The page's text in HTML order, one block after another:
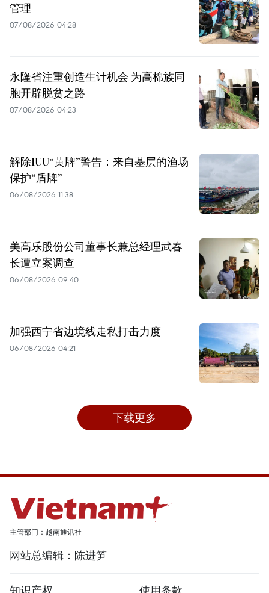
管理
07/08/2026 04:28
永隆省注重创造生计机会 为高棉族同
胞开辟脱贫之路
07/08/2026 04:23
解除IUU“黄牌”警告：来自基层的渔场
保护“盾牌”
06/08/2026 11:38
美高乐股份公司董事长兼总经理武春
长遭立案调查
06/08/2026 09:40
加强西宁省边境线走私打击力度
06/08/2026 04:21
下载更多
主管部门：越南通讯社
网站总编辑：陈进笋